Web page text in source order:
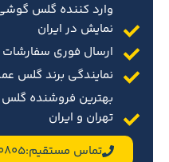
وارد کننده گلس
نمایش در ایران
ارسال فوری
نمایندگی برند گلس
بهترین فروشنده گلس
تهران و ایران
تماس مستقیم:09102520805